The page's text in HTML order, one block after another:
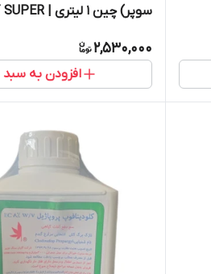
سوپر) چین 1 لیتری | SELECT SUPER
2,530,000
افزودن به سبد